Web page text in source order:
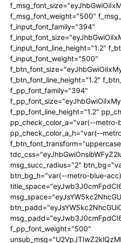
f_msg_font_weight="500"
f_input_font_family="394"
f_input_font_line_height="1.2"
f_input_font_weight="500"
f_btn_font_line_height="1.2"
f_pp_font_family="394"
f_pp_font_line_height="1.2"
pp_check_color_a="var(--metro-
pp_check_color_a_h="var(--
msg_succ_radius="2"
btn_bg_h="var(--metro-blue-
f_pp_font_weight="500"